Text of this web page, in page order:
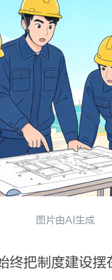
图片由AI生成
把制度建设摆